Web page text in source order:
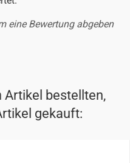
eine Bewertung abgeben
Artikel bestellten,
gekauft: